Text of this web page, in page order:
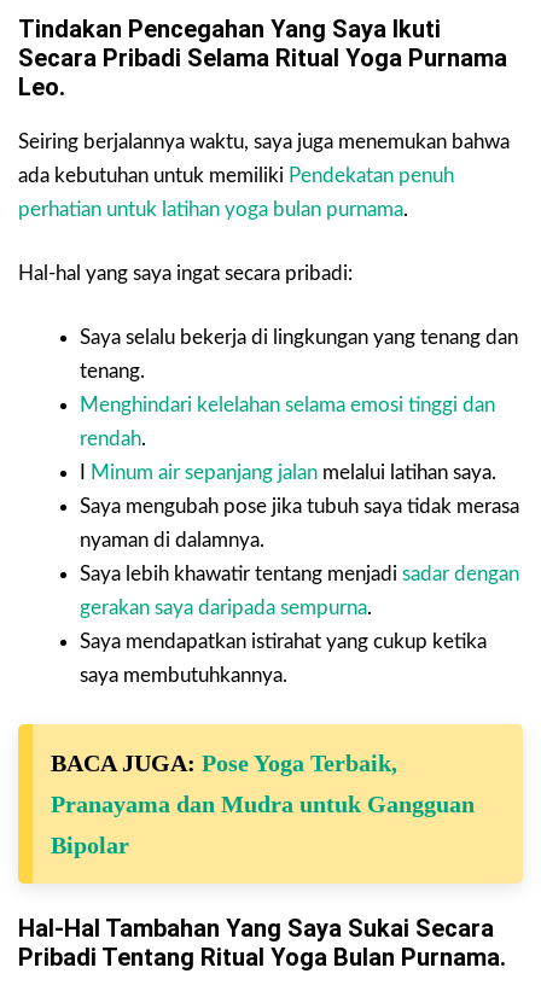
Tindakan Pencegahan Yang Saya Ikuti
Secara Pribadi Selama Ritual Yoga Purnama
Leo.
Seiring berjalannya waktu, saya juga menemukan bahwa
ada kebutuhan untuk memiliki Pendekatan penuh
perhatian untuk latihan yoga bulan purnama.
Hal-hal yang saya ingat secara pribadi:
Saya selalu bekerja di lingkungan yang tenang dan
tenang.
Menghindari kelelahan selama emosi tinggi dan
rendah.
Minum air sepanjang jalan melalui latihan saya.
Saya mengubah pose jika tubuh saya tidak merasa
nyaman di dalamnya.
Saya lebih khawatir tentang menjadi sadar dengan
gerakan saya daripada sempurna.
Saya mendapatkan istirahat yang cukup ketika
saya membutuhkannya.
BACA JUGA: Pose Yoga Terbaik,
Pranayama dan Mudra untuk Gangguan
Bipolar
Hal-Hal Tambahan Yang Saya Sukai Secara
Pribadi Tentang Ritual Yoga Bulan Purnama.